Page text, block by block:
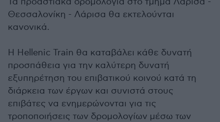
Θεσσαλονίκη - Λάρισα θα εκτελούνται
κανονικά.
Η Hellenic Train θα καταβάλει κάθε δυνατή
προσπάθεια για την καλύτερη δυνατή
εξυπηρέτηση του επιβατικού κοινού κατά τη
διάρκεια των έργων και συνιστά στους
επιβάτες να ενημερώνονται για τις
τροποποιήσεις των δρομολογίων μέσω των